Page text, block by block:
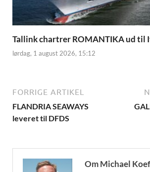
Tallink chartrer ROMANTIKA ud til
lørdag, 1 august 2026, 15:12
FORRIGE ARTIKEL
FLANDRIA SEAWAYS
leveret til DFDS
Om Michael